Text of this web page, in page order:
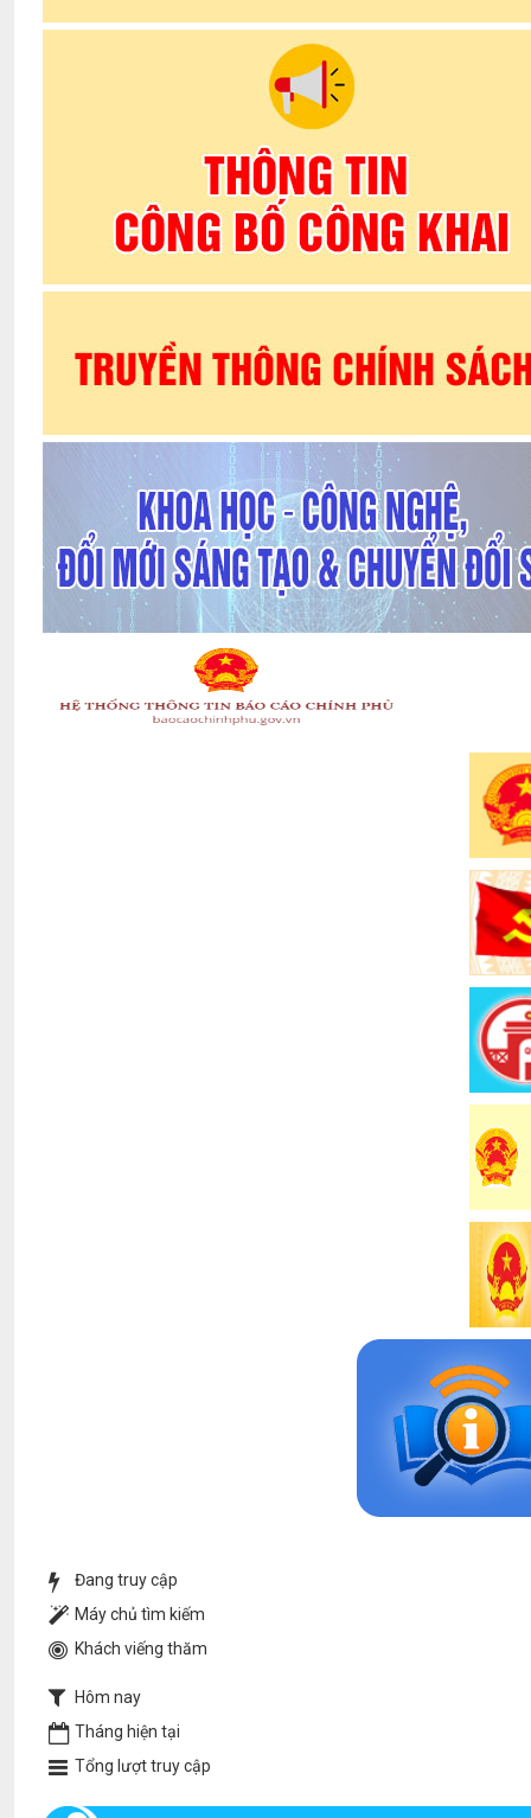
Đang truy cập
Máy chủ tìm kiếm
Khách viếng thăm
Hôm nay
Tháng hiện tại
Tổng lượt truy cập